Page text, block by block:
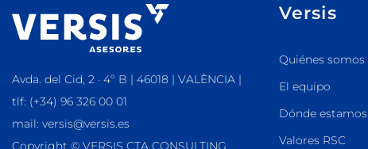
Avda. del Cid, 2 · 4º B | 46018 | VALÈNCIA |
tlf: (+34) 96 326 00 01
mail: versis@versis.es
Copyright © VERSIS CTA CONSULTING
Versis
Quiénes somos
El equipo
Dónde estamos
Valores RSC